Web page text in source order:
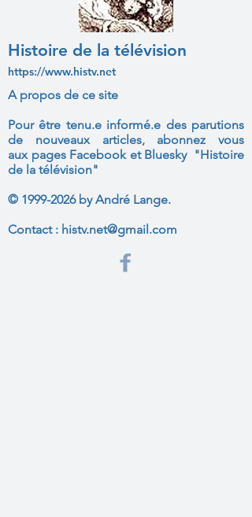
Histoire de la télévision
https://www.histv.net
A propos de ce site
Pour être tenu.e informé.e des parutions
de nouveaux articles, abonnez vous
aux pages Facebook et Bluesky "Histoire
de la télévision"
© 1999-2026by André Lange.
Contact : histv.net@gmail.com